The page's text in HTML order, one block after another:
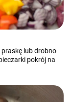
lub drobno
pokrój na